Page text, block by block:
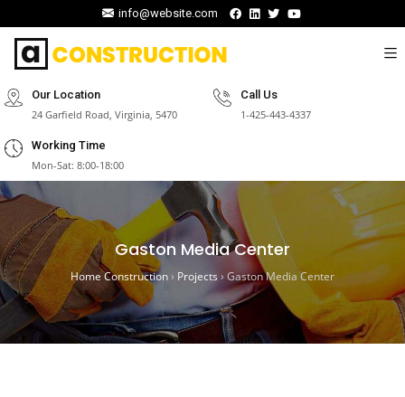
info@website.com
Our Location
24 Garfield Road, Virginia, 5470
Call Us
1-425-443-4337
Working Time
Mon-Sat: 8:00-18:00
Gaston Media Center
Home Construction› Projects› Gaston Media Center